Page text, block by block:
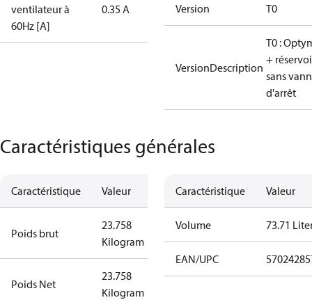
ventilateur à
60Hz [A]
0.35 A Version T0
VersionDescription
T0 :
+
sans
d'arrêt
Caractéristiques générales
Caractéristique Valeur
Poids brut
23.758
Kilogram
Poids Net
23.758
Kilogram
Caractéristique Valeur
Volume 73.71
EAN/UPC